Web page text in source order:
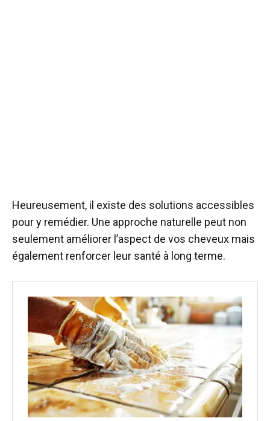
Heureusement, il existe des solutions accessibles
pour y remédier. Une approche naturelle peut non
seulement améliorer l’aspect de vos cheveux mais
également renforcer leur santé à long terme.